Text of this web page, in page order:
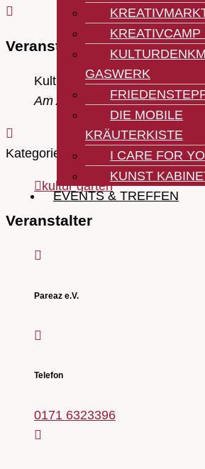
KREATIVCAMP
GASWERK
DIE MOBILE
KRÄUTERKISTE
I CARE FOR
KUNST
EVENTS & TREFFEN
Veranstaltungsort
Kulturgarten
Am Alten Gaswerk, neben
Kategorie
kultur garten
Veranstalter
Pareaz e.V.
Telefon
0171 6323396